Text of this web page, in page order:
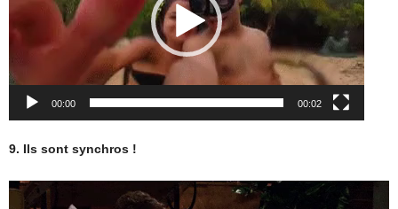
00:00 00:02
9. Ils sont synchros !
Lecteur